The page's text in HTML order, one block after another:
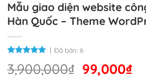
Mẫu giao diện website
Hàn Quốc – Theme
Đã bán: 6
3,900,000₫ Giá
99,000₫Giá